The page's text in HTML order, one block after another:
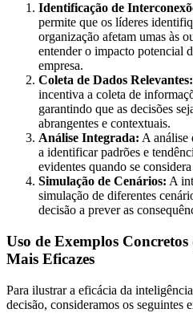
Identificação de
permite que os líderes
organização afetam umas às
entender o impacto potencial
empresa.
Coleta de Dados Relevantes:
incentiva a coleta de
garantindo que as decisões
abrangentes e contextuais.
Análise Integrada: A análise
a identificar padrões e
evidentes quando se
Simulação de Cenários: A
simulação de diferentes
decisão a prever as
Uso de Exemplos
Mais Eficazes
Para ilustrar a eficácia da
decisão, consideramos os seguintes